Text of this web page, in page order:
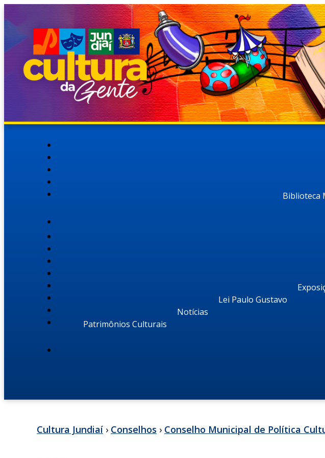
Biblioteca
Lei Paulo Gustavo
Notícias
Patrimônios Culturais
Cultura Jundiaí › Conselhos › Conselho Municipal de Política